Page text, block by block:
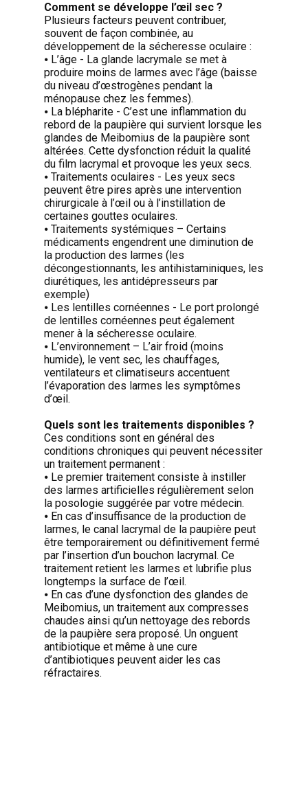
Comment se développe l’œil sec ?
Plusieurs facteurs peuvent contribuer,
souvent de façon combinée, au
développement de la sécheresse oculaire :
⦁ L’âge - La glande lacrymale se met à
produire moins de larmes avec l’âge (baisse
du niveau d’œstrogènes pendant la
ménopause chez les femmes).
⦁ La blépharite - C’est une inflammation du
rebord de la paupière qui survient lorsque les
glandes de Meibomius de la paupière sont
altérées. Cette dysfonction réduit la qualité
du film lacrymal et provoque les yeux secs.
⦁ Traitements oculaires - Les yeux secs
peuvent être pires après une intervention
chirurgicale à l’œil ou à l’instillation de
certaines gouttes oculaires.
⦁ Traitements systémiques – Certains
médicaments engendrent une diminution de
la production des larmes (les
décongestionnants, les antihistaminiques, les
diurétiques, les antidépresseurs par
exemple)
⦁ Les lentilles cornéennes - Le port prolongé
de lentilles cornéennes peut également
mener à la sécheresse oculaire.
⦁ L’environnement – L’air froid (moins
humide), le vent sec, les chauffages,
ventilateurs et climatiseurs accentuent
l’évaporation des larmes les symptômes
d’œil.
Quels sont les traitements disponibles ?
Ces conditions sont en général des
conditions chroniques qui peuvent nécessiter
un traitement permanent :
⦁ Le premier traitement consiste à instiller
des larmes artificielles régulièrement selon
la posologie suggérée par votre médecin.
⦁ En cas d’insuffisance de la production de
larmes, le canal lacrymal de la paupière peut
être temporairement ou définitivement fermé
par l’insertion d’un bouchon lacrymal. Ce
traitement retient les larmes et lubrifie plus
longtemps la surface de l’œil.
⦁ En cas d’une dysfonction des glandes de
Meibomius, un traitement aux compresses
chaudes ainsi qu’un nettoyage des rebords
de la paupière sera proposé. Un onguent
antibiotique et même à une cure
d’antibiotiques peuvent aider les cas
réfractaires.